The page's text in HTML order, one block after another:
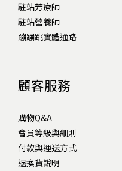
駐站芳療師
駐站營養師
蹦蹦跳實體通路
顧客服務
購物Q&A
會員等級與細則
付款與運送方式
退換貨說明